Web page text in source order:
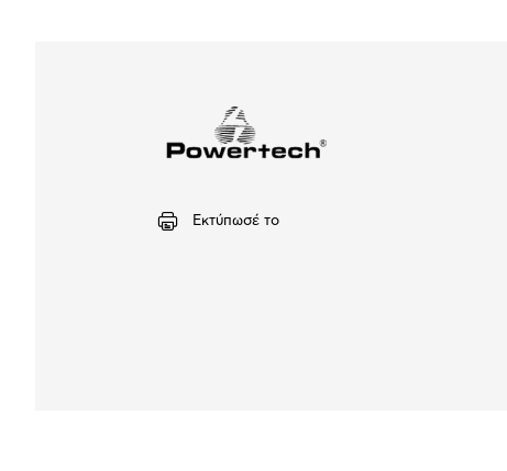
Εκτύπωσέ το